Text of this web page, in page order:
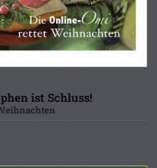
ist Schluss!